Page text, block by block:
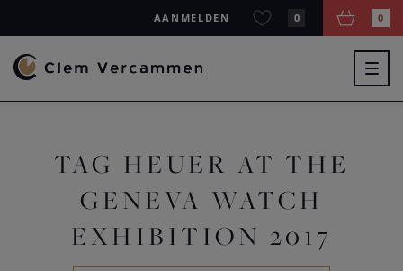
AANMELDEN 0 0
TAG HEUER AT THE
GENEVA WATCH
EXHIBITION 2017